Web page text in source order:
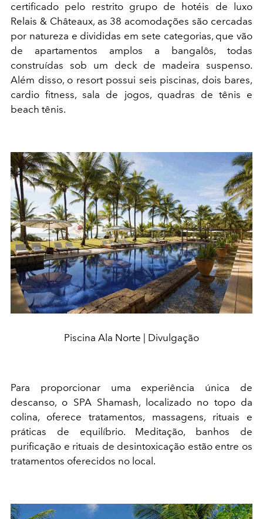
certificado pelo restrito grupo de hotéis de luxo
Relais & Châteaux, as 38 acomodações são cercadas
por natureza e divididas em sete categorias, que vão
de apartamentos amplos a bangalôs, todas
construídas sob um deck de madeira suspenso.
Além disso, o resort possui seis piscinas, dois bares,
cardio fitness, sala de jogos, quadras de tênis e
beach tênis.
Piscina Ala Norte | Divulgação
Para proporcionar uma experiência única de
descanso, o SPA Shamash, localizado no topo da
colina, oferece tratamentos, massagens, rituais e
práticas de equilíbrio. Meditação, banhos de
purificação e rituais de desintoxicação estão entre os
tratamentos oferecidos no local.